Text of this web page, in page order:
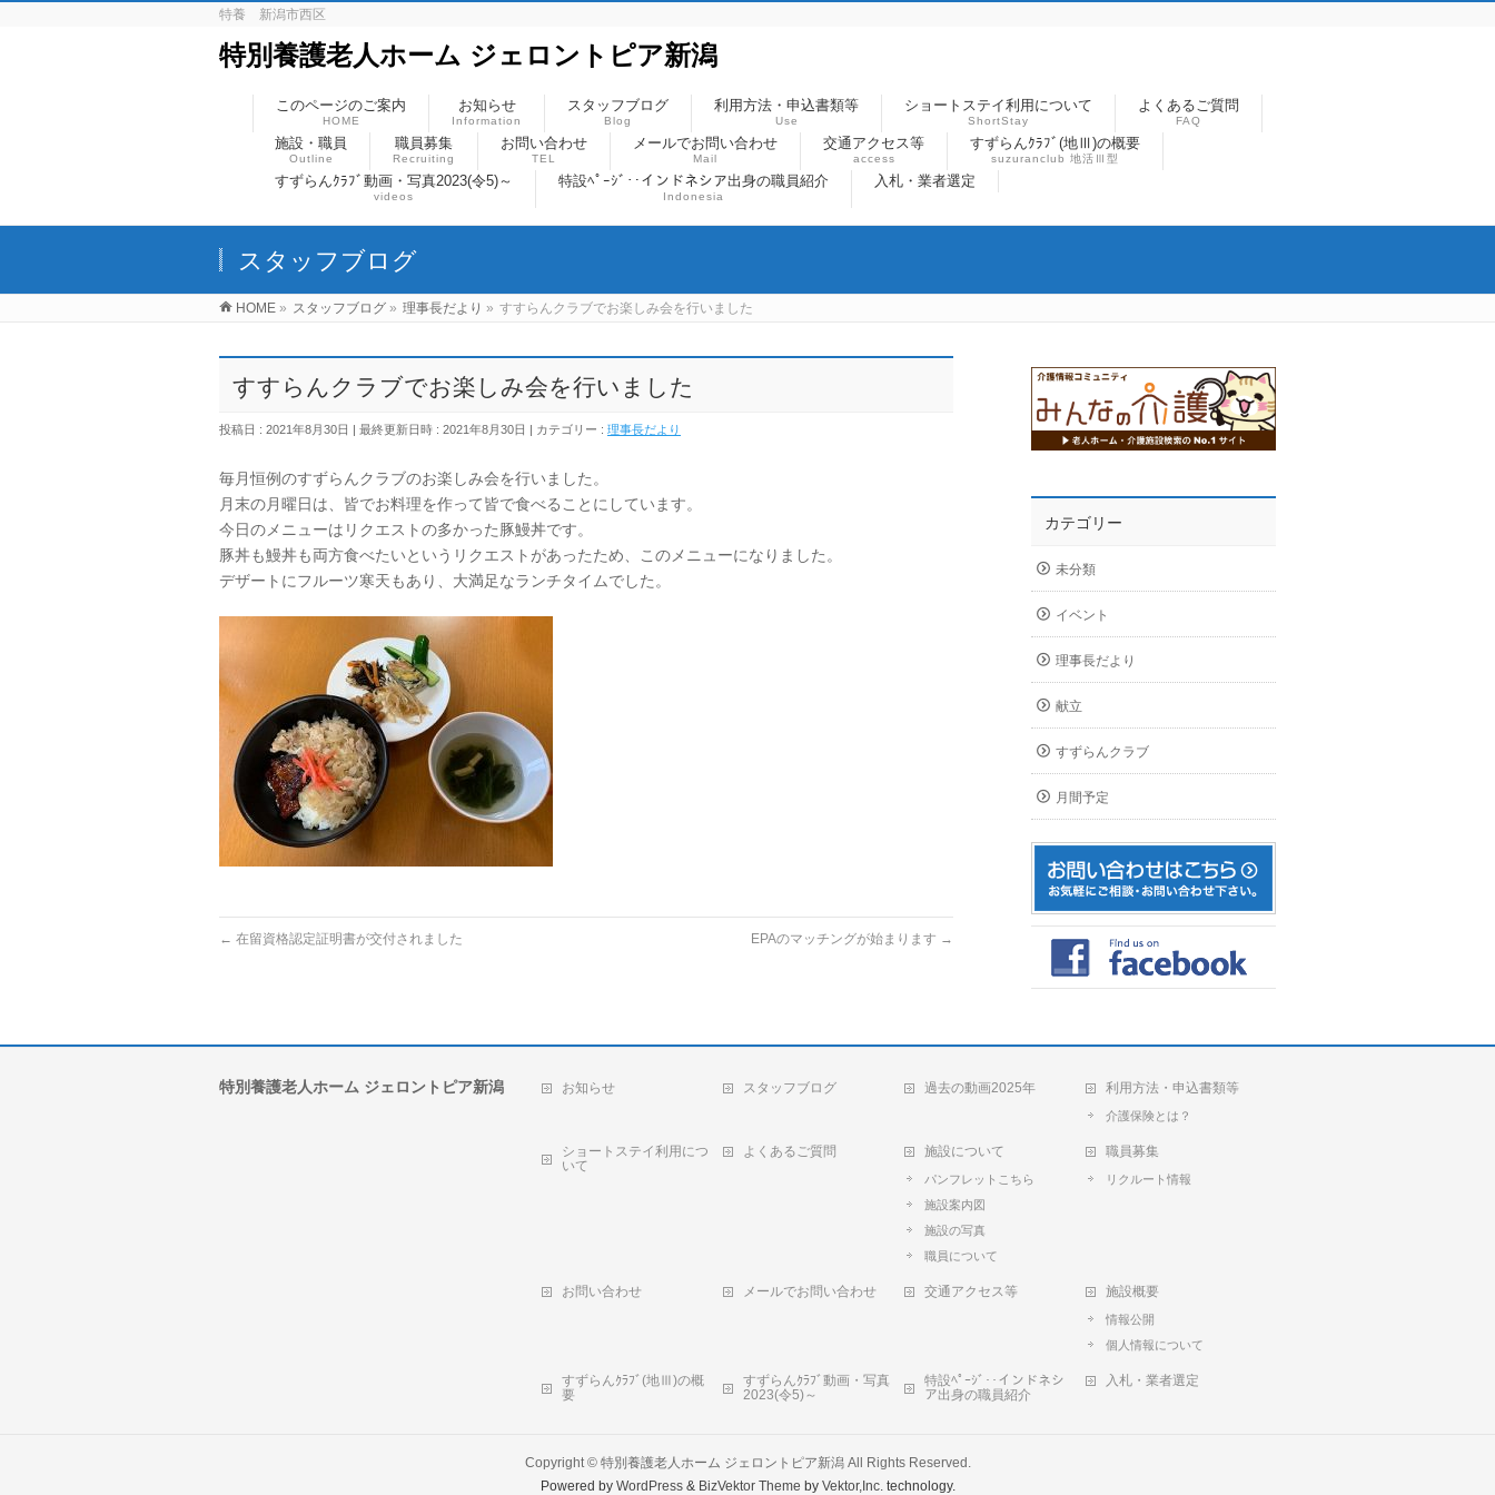
特養 新潟市西区
特別養護老人ホーム ジェロントピア新潟
このページのご案内
HOME
お知らせ
Information
スタッフブログ
Blog
利用方法・申込書類等
Use
ショートステイ利用について
ShortStay
よくあるご質問
FAQ
施設・職員
Outline
職員募集
Recruiting
お問い合わせ
TEL
メールでお問い合わせ
Mail
交通アクセス等
access
すずらんｸﾗﾌﾞ(地Ⅲ)の概要
suzuranclub 地活Ⅲ型
すずらんｸﾗﾌﾞ動画・写真2023(令5)～
videos
特設ﾍﾟｰｼﾞ‥インドネシア出身の職員紹介
Indonesia
入札・業者選定
スタッフブログ
HOME » スタッフブログ » 理事長だより » すすらんクラブでお楽しみ会を行いました
すすらんクラブでお楽しみ会を行いました
投稿日 : 2021年8月30日 最終更新日時 : 2021年8月30日 カテゴリー : 理事長だより
毎月恒例のすずらんクラブのお楽しみ会を行いました。
月末の月曜日は、皆でお料理を作って皆で食べることにしています。
今日のメニューはリクエストの多かった豚鰻丼です。
豚丼も鰻丼も両方食べたいというリクエストがあったため、このメニューになりました。
デザートにフルーツ寒天もあり、大満足なランチタイムでした。
← 在留資格認定証明書が交付されました EPAのマッチングが始まります →
カテゴリー
未分類
イベント
理事長だより
献立
すずらんクラブ
月間予定
特別養護老人ホーム ジェロントピア新潟 お知らせ スタッフブログ 過去の動画2025年 利用方法・申込書類等
介護保険とは？
ショートステイ利用につ
いて
よくあるご質問 施設について
パンフレットこちら
施設案内図
施設の写真
職員について
職員募集
リクルート情報
お問い合わせ メールでお問い合わせ 交通アクセス等 施設概要
情報公開
個人情報について
すずらんｸﾗﾌﾞ(地Ⅲ)の概
要
すずらんｸﾗﾌﾞ動画・写真
2023(令5)～
特設ﾍﾟｰｼﾞ‥インドネシ
ア出身の職員紹介
入札・業者選定
Copyright © 特別養護老人ホーム ジェロントピア新潟All Rights Reserved.
Powered by WordPress& BizVektor Theme by Vektor,Inc.technology.